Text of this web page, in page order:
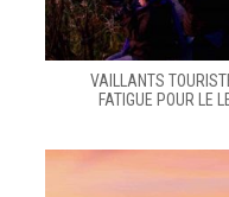
VAILLANTS
FATIGUE POUR LE